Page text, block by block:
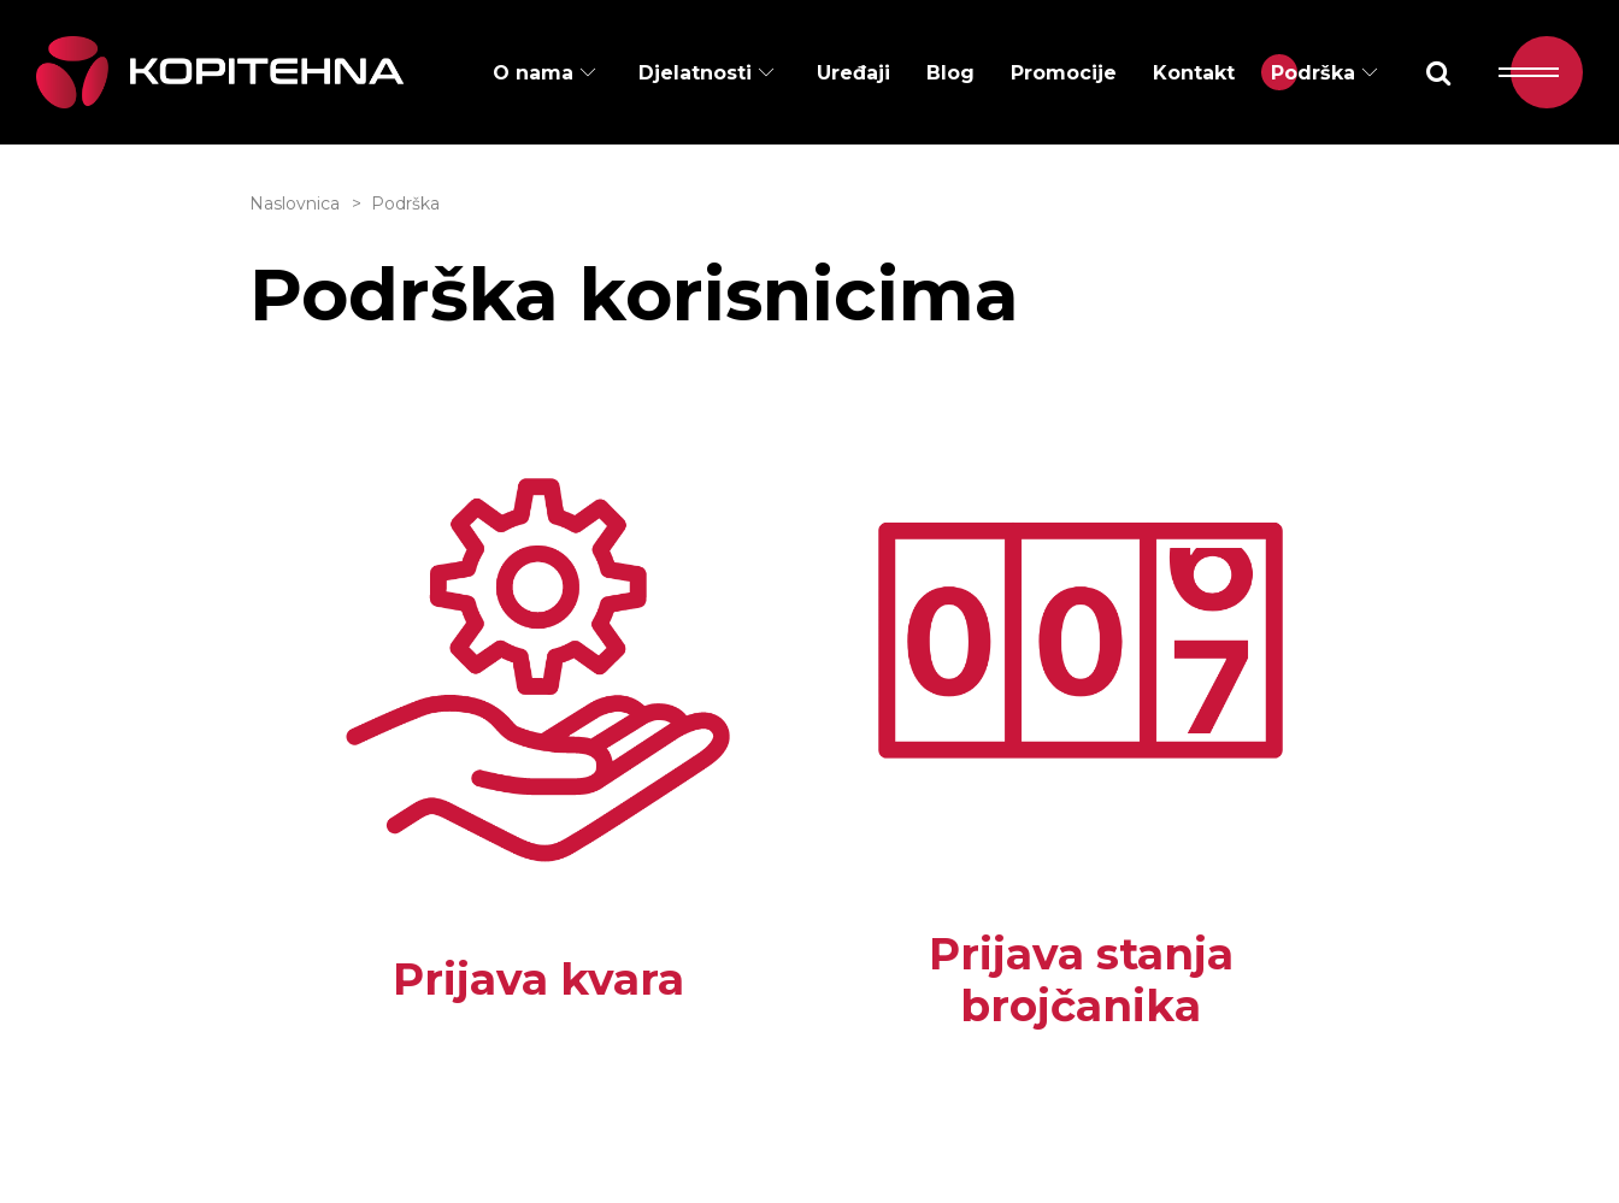
O nama Djelatnosti Uređaji Blog Promocije Kontakt Podrška
Naslovnica Podrška
Podrška korisnicima
Prijava kvara
Prijava stanja
brojčanika